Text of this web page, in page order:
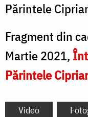
Părintele
Fragment din
Martie 2021,
Părintele
Video